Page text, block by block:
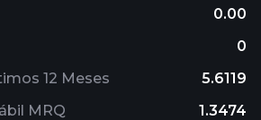
0.00
0
12 Meses
5.6119
MRQ
1.3474